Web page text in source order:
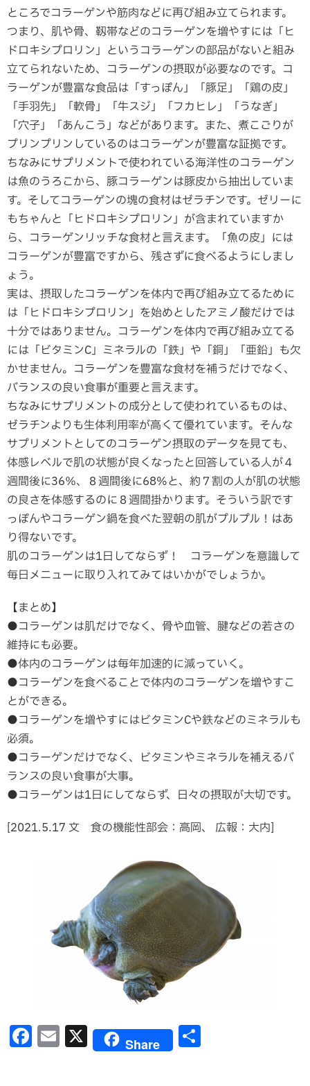
ところでコラーゲンや筋肉などに再び組み立てられます。
つまり、肌や骨、靱帯などのコラーゲンを増やすには「ヒ
ドロキシプロリン」というコラーゲンの部品がないと組み
立てられないため、コラーゲンの摂取が必要なのです。コ
ラーゲンが豊富な食品は「すっぽん」「豚足」「鶏の皮」
「手羽先」「軟骨」「牛スジ」「フカヒレ」「うなぎ」
「穴子」「あんこう」などがあります。また、煮こごりが
プリンプリンしているのはコラーゲンが豊富な証拠です。
ちなみにサプリメントで使われている海洋性のコラーゲン
は魚のうろこから、豚コラーゲンは豚皮から抽出していま
す。そしてコラーゲンの塊の食材はゼラチンです。ゼリーに
もちゃんと「ヒドロキシプロリン」が含まれていますか
ら、コラーゲンリッチな食材と言えます。「魚の皮」には
コラーゲンが豊富ですから、残さずに食べるようにしまし
ょう。
実は、摂取したコラーゲンを体内で再び組み立てるために
は「ヒドロキシプロリン」を始めとしたアミノ酸だけでは
十分ではありません。コラーゲンを体内で再び組み立てる
には「ビタミンC」ミネラルの「鉄」や「銅」「亜鉛」も欠
かせません。コラーゲンを豊富な食材を補うだけでなく、
バランスの良い食事が重要と言えます。
ちなみにサプリメントの成分として使われているものは、
ゼラチンよりも生体利用率が高くて優れています。そんな
サプリメントとしてのコラーゲン摂取のデータを見ても、
体感レベルで肌の状態が良くなったと回答している人が４
週間後に36％、８週間後に68%と、約７割の人が肌の状態
の良さを体感するのに８週間掛かります。そういう訳です
っぽんやコラーゲン鍋を食べた翌朝の肌がプルプル！はあ
り得ないです。
肌のコラーゲンは1日してならず！ コラーゲンを意識して
毎日メニューに取り入れてみてはいかがでしょうか。
【まとめ】
●コラーゲンは肌だけでなく、骨や血管、腱などの若さの
維持にも必要。
●体内のコラーゲンは毎年加速的に減っていく。
●コラーゲンを食べることで体内のコラーゲンを増やすこ
とができる。
●コラーゲンを増やすにはビタミンCや鉄などのミネラルも
必須。
●コラーゲンだけでなく、ビタミンやミネラルを補えるバ
ランスの良い食事が大事。
●コラーゲンは1日にしてならず、日々の摂取が大切です。
[2021.5.17 文 食の機能性部会：高岡、 広報：大内]
F
a
c
E
m
X Share